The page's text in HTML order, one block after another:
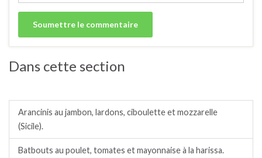
Dans cette section
Arancinis au jambon, lardons, ciboulette et mozzarelle
(Sicile).
Batbouts au poulet, tomates et mayonnaise à la harissa.